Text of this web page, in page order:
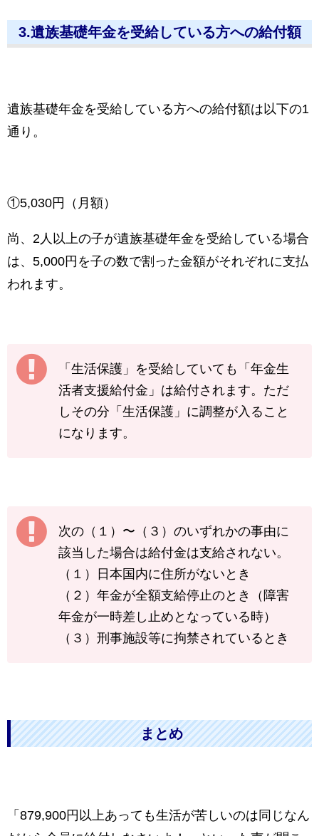
3.遺族基礎年金を受給している方への給付額
遺族基礎年金を受給している方への給付額は以下の1
通り。
①5,030円（月額）
尚、2人以上の子が遺族基礎年金を受給している場合
は、5,000円を子の数で割った金額がそれぞれに支払
われます。
「生活保護」を受給していても「年金生
活者支援給付金」は給付されます。ただ
しその分「生活保護」に調整が入ること
になります。
次の（１）〜（３）のいずれかの事由に
該当した場合は給付金は支給されない。
（１）日本国内に住所がないとき
（２）年金が全額支給停止のとき（障害
年金が一時差し止めとなっている時）
（３）刑事施設等に拘禁されているとき
まとめ
「879,900円以上あっても生活が苦しいのは同じなん